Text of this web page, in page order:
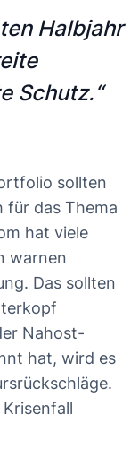
Halbjahr
Schutz.“
sollten
für das Thema
hat viele
warnen
Das sollten
Nahost-
hat, wird es